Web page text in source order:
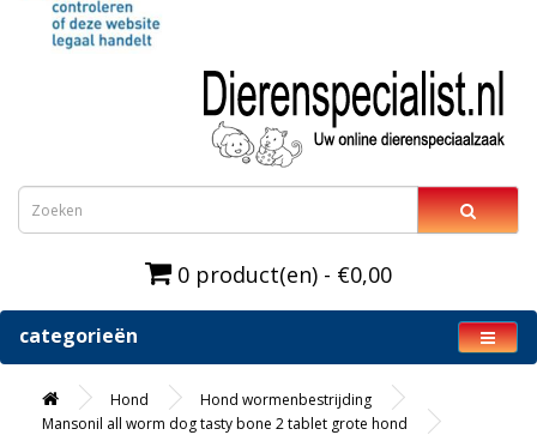
0 product(en) - €0,00
categorieën
Hond
Hond wormenbestrijding
Mansonil all worm dog tasty bone 2 tablet grote hond